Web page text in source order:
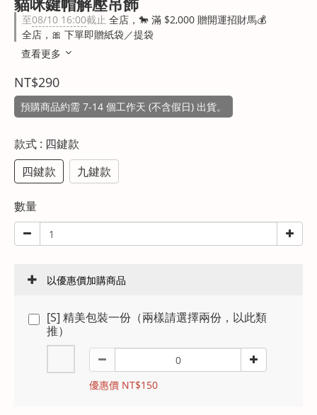
至08/10 16:00截止 全店，🐎 滿 $2,000 贈開運招財馬💰
全店，🎀 下單即贈紙袋／提袋
查看更多
NT$290
預購商品約需 7-14 個工作天 (不含假日) 出貨。
款式 : 四鍵款
四鍵款
九鍵款
數量
以優惠價加購商品
[S] 精美包裝一份（兩樣請選擇兩份，以此類
推）
優惠價 NT$150